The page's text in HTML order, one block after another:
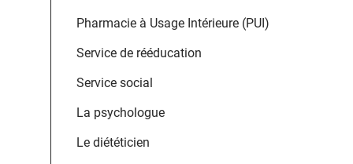
Pharmacie à Usage Intérieure (PUI)
Service de rééducation
Service social
La psychologue
Le diététicien